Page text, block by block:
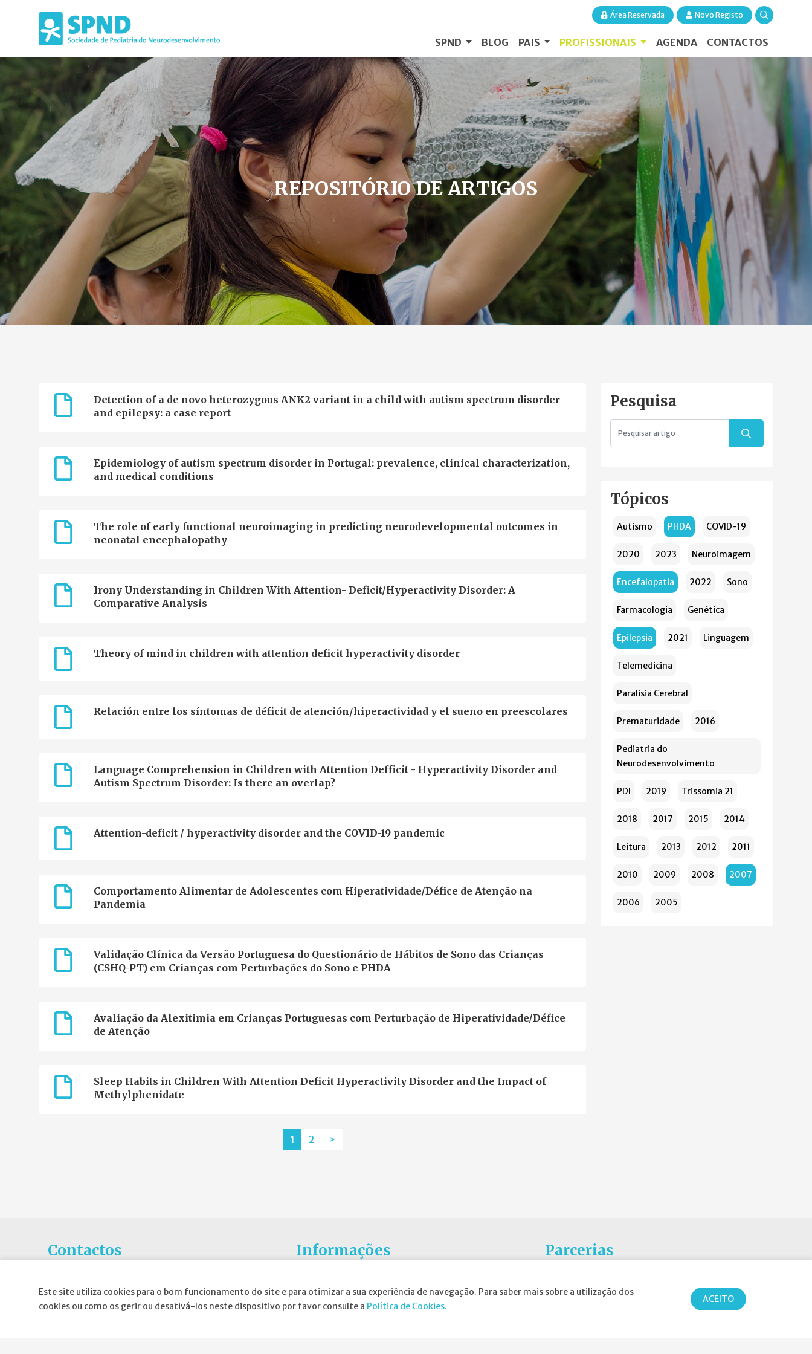
Este site utiliza cookies para o bom funcionamento do site e para otimizar a sua experiência de navegação. Para saber mais sobre a utilização dos
cookies ou como os gerir ou desativá-los neste dispositivo por favor consulte a Política de Cookies.
ACEITO
Área Reservada Novo Registo
SPND BLOG PAIS PROFISSIONAIS AGENDA CONTACTOS
REPOSITÓRIO DE ARTIGOS
Detection of a de novo heterozygous ANK2 variant in a child with autism spectrum disorder
and epilepsy: a case report
Epidemiology of autism spectrum disorder in Portugal: prevalence, clinical characterization,
and medical conditions
The role of early functional neuroimaging in predicting neurodevelopmental outcomes in
neonatal encephalopathy
Irony Understanding in Children With Attention- Deficit/Hyperactivity Disorder: A
Comparative Analysis
Theory of mind in children with attention deficit hyperactivity disorder
Relación entre los síntomas de déficit de atención/hiperactividad y el sueño en preescolares
Language Comprehension in Children with Attention Defficit - Hyperactivity Disorder and
Autism Spectrum Disorder: Is there an overlap?
Attention-deficit / hyperactivity disorder and the COVID-19 pandemic
Comportamento Alimentar de Adolescentes com Hiperatividade/Défice de Atenção na
Pandemia
Validação Clínica da Versão Portuguesa do Questionário de Hábitos de Sono das Crianças
(CSHQ-PT) em Crianças com Perturbações do Sono e PHDA
Avaliação da Alexitimia em Crianças Portuguesas com Perturbação de Hiperatividade/Défice
de Atenção
Sleep Habits in Children With Attention Deficit Hyperactivity Disorder and the Impact of
Methylphenidate
1 2 >
Pesquisa
Tópicos
Autismo PHDA COVID-19
2020 2023 Neuroimagem
Encefalopatia 2022 Sono
Farmacologia Genética
Epilepsia 2021 Linguagem
Telemedicina
Paralisia Cerebral
Prematuridade 2016
Pediatria do
Neurodesenvolvimento
PDI 2019 Trissomia 21
2018 2017 2015 2014
Leitura 2013 2012 2011
2010 2009 2008 2007
2006 2005
Contactos
1990-601 Lisboa
geral@spnd-spp.com
Informações
Agenda
Parcerias